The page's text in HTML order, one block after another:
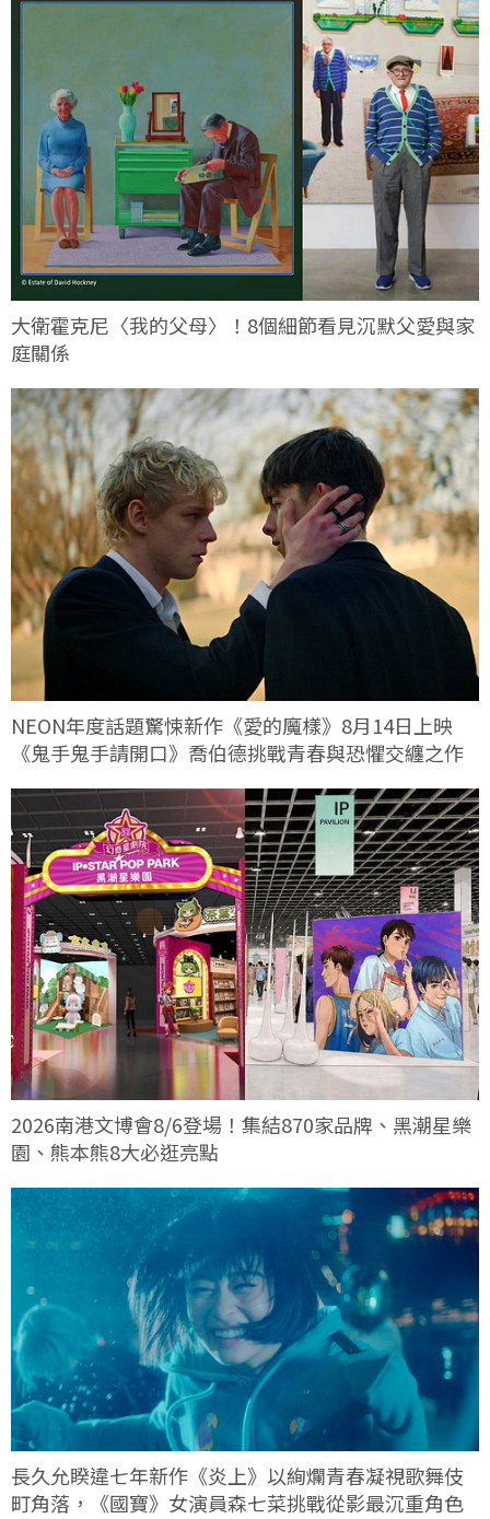
大衛霍克尼〈我的父母〉！8個細節看見沉默父愛與家
庭關係
NEON年度話題驚悚新作《愛的魔樣》8月14日上映
《鬼手鬼手請開口》喬伯德挑戰青春與恐懼交纏之作
2026南港文博會8/6登場！集結870家品牌、黑潮星樂
園、熊本熊8大必逛亮點
長久允睽違七年新作《炎上》以絢爛青春凝視歌舞伎
町角落，《國寶》女演員森七菜挑戰從影最沉重角色